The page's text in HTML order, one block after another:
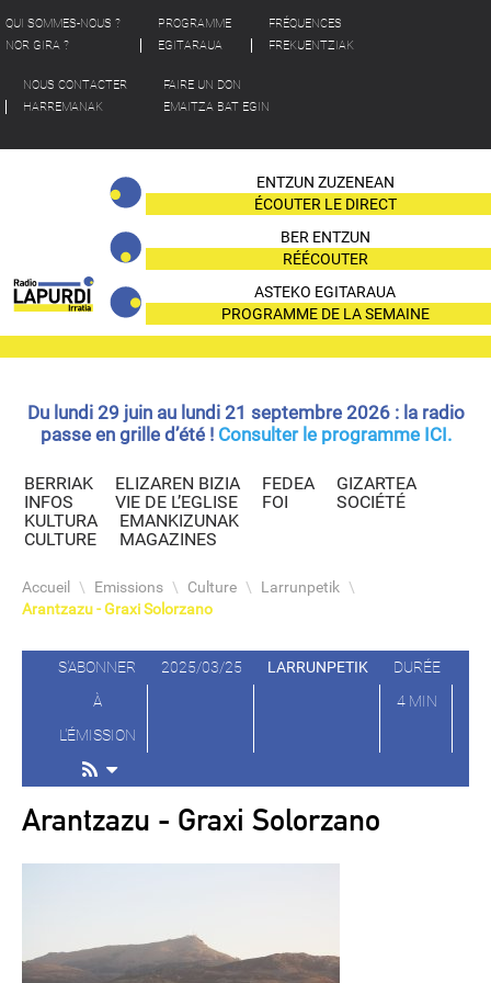
QUI SOMMES-NOUS ?
NOR GIRA ?
PROGRAMME
EGITARAUA
FRÉQUENCES
FREKUENTZIAK
NOUS CONTACTER
HARREMANAK
FAIRE UN DON
EMAITZA BAT EGIN
ENTZUN ZUZENEAN
ÉCOUTER LE DIRECT
BER ENTZUN
RÉÉCOUTER
ASTEKO EGITARAUA
PROGRAMME DE LA SEMAINE
Du lundi 29 juin au lundi 21 septembre 2026 : la radio
passe en grille d’été ! Consulter le programme ICI.
BERRIAK
INFOS
ELIZAREN BIZIA
VIE DE L’EGLISE
FEDEA
FOI
GIZARTEA
SOCIÉTÉ
KULTURA
CULTURE
EMANKIZUNAK
MAGAZINES
Accueil \ Emissions \ Culture \ Larrunpetik \
Arantzazu - Graxi Solorzano
S'ABONNER
À
L'ÉMISSION
2025/03/25 LARRUNPETIK
DURÉE
4 MIN
Arantzazu - Graxi Solorzano